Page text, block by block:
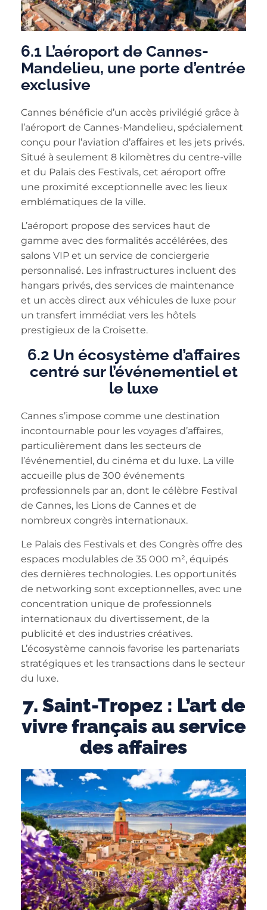
6.1 L’aéroport de Cannes-
Mandelieu, une porte d’entrée
exclusive
Cannes bénéficie d’un accès privilégié grâce à
l’aéroport de Cannes-Mandelieu, spécialement
conçu pour l’aviation d’affaires et les jets privés.
Situé à seulement 8 kilomètres du centre-ville
et du Palais des Festivals, cet aéroport offre
une proximité exceptionnelle avec les lieux
emblématiques de la ville.
L’aéroport propose des services haut de
gamme avec des formalités accélérées, des
salons VIP et un service de conciergerie
personnalisé. Les infrastructures incluent des
hangars privés, des services de maintenance
et un accès direct aux véhicules de luxe pour
un transfert immédiat vers les hôtels
prestigieux de la Croisette.
6.2 Un écosystème d’affaires
centré sur l’événementiel et
le luxe
Cannes s’impose comme une destination
incontournable pour les voyages d’affaires,
particulièrement dans les secteurs de
l’événementiel, du cinéma et du luxe. La ville
accueille plus de 300 événements
professionnels par an, dont le célèbre Festival
de Cannes, les Lions de Cannes et de
nombreux congrès internationaux.
Le Palais des Festivals et des Congrès offre des
espaces modulables de 35 000 m², équipés
des dernières technologies. Les opportunités
de networking sont exceptionnelles, avec une
concentration unique de professionnels
internationaux du divertissement, de la
publicité et des industries créatives.
L’écosystème cannois favorise les partenariats
stratégiques et les transactions dans le secteur
du luxe.
7. Saint-Tropez : L’art de
vivre français au service
des affaires